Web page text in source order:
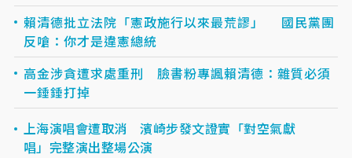
賴清德批立法院「憲政施行以來最荒謬」 國民黨團
反嗆：你才是違憲總統
高金涉貪遭求處重刑 臉書粉專諷賴清德：雜質必須
一錘錘打掉
上海演唱會遭取消 濱崎步發文證實「對空氣獻
唱」完整演出整場公演